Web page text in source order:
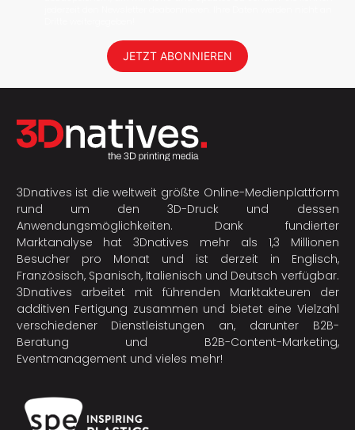
JETZT ABONNIEREN
3Dnatives ist die weltweit größte Online-Medienplattform
rund um den 3D-Druck und dessen
Anwendungsmöglichkeiten. Dank fundierter
Marktanalyse hat 3Dnatives mehr als 1,3 Millionen
Besucher pro Monat und ist derzeit in Englisch,
Französisch, Spanisch, Italienisch und Deutsch verfügbar.
3Dnatives arbeitet mit führenden Marktakteuren der
additiven Fertigung zusammen und bietet eine Vielzahl
verschiedener Dienstleistungen an, darunter B2B-
Beratung und B2B-Content-Marketing,
Eventmanagement und vieles mehr!